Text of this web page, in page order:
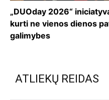
„DUOday 2026“
kurti ne vienos dienos
galimybes
ATLIEKŲ REIDAS